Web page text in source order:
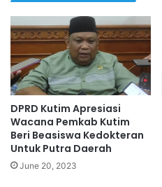
DPRD Kutim Apresiasi
Wacana Pemkab Kutim
Beri Beasiswa Kedokteran
Untuk Putra Daerah
June 20, 2023